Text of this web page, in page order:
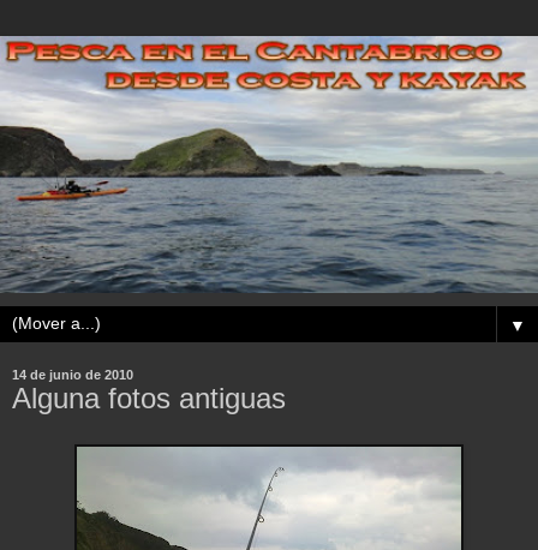
▼
14 de junio de 2010
Alguna fotos antiguas